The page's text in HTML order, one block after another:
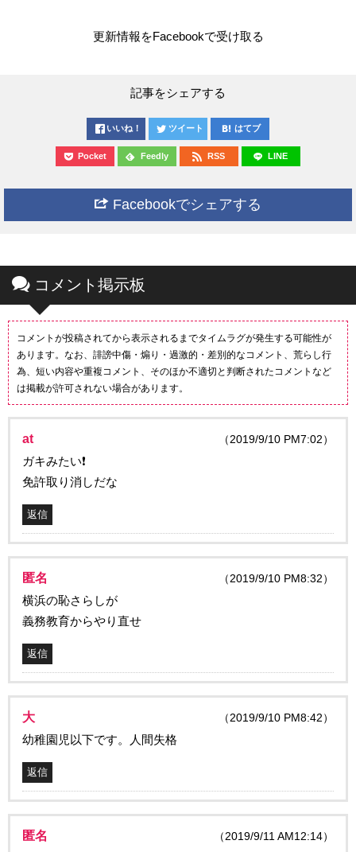
更新情報をFacebookで受け取る
記事をシェアする
いいね！ ツイート はてブ
Pocket Feedly RSS LINE
Facebookでシェアする
コメント掲示板
コメントが投稿されてから表示されるまでタイムラグが発生する可能性が
あります。なお、誹謗中傷・煽り・過激的・差別的なコメント、荒らし行
為、短い内容や重複コメント、そのほか不適切と判断されたコメントなど
は掲載が許可されない場合があります。
at （2019/9/10 PM7:02）
ガキみたい❗️
免許取り消しだな
返信
匿名 （2019/9/10 PM8:32）
横浜の恥さらしが
義務教育からやり直せ
返信
大 （2019/9/10 PM8:42）
幼稚園児以下です。人間失格
返信
匿名 （2019/9/11 AM12:14）